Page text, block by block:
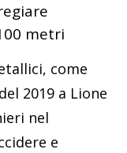
metri
come
2019 a Lione
nel
e